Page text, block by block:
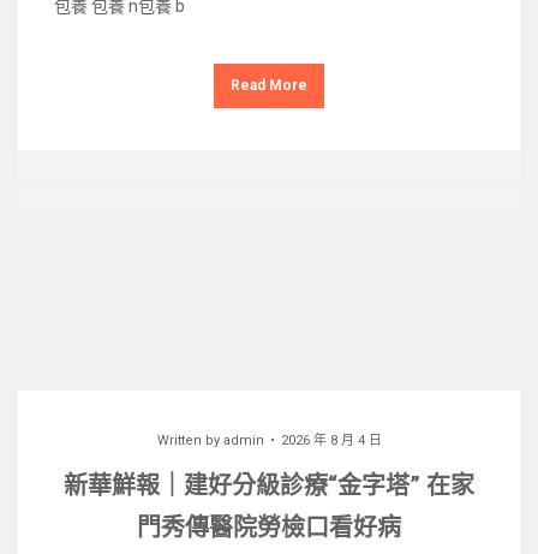
包養 包養 n包養 b
Read More
Written by admin 2026 年 8 月 4 日
新華鮮報｜建好分級診療“金字塔” 在家
門秀傳醫院勞檢口看好病